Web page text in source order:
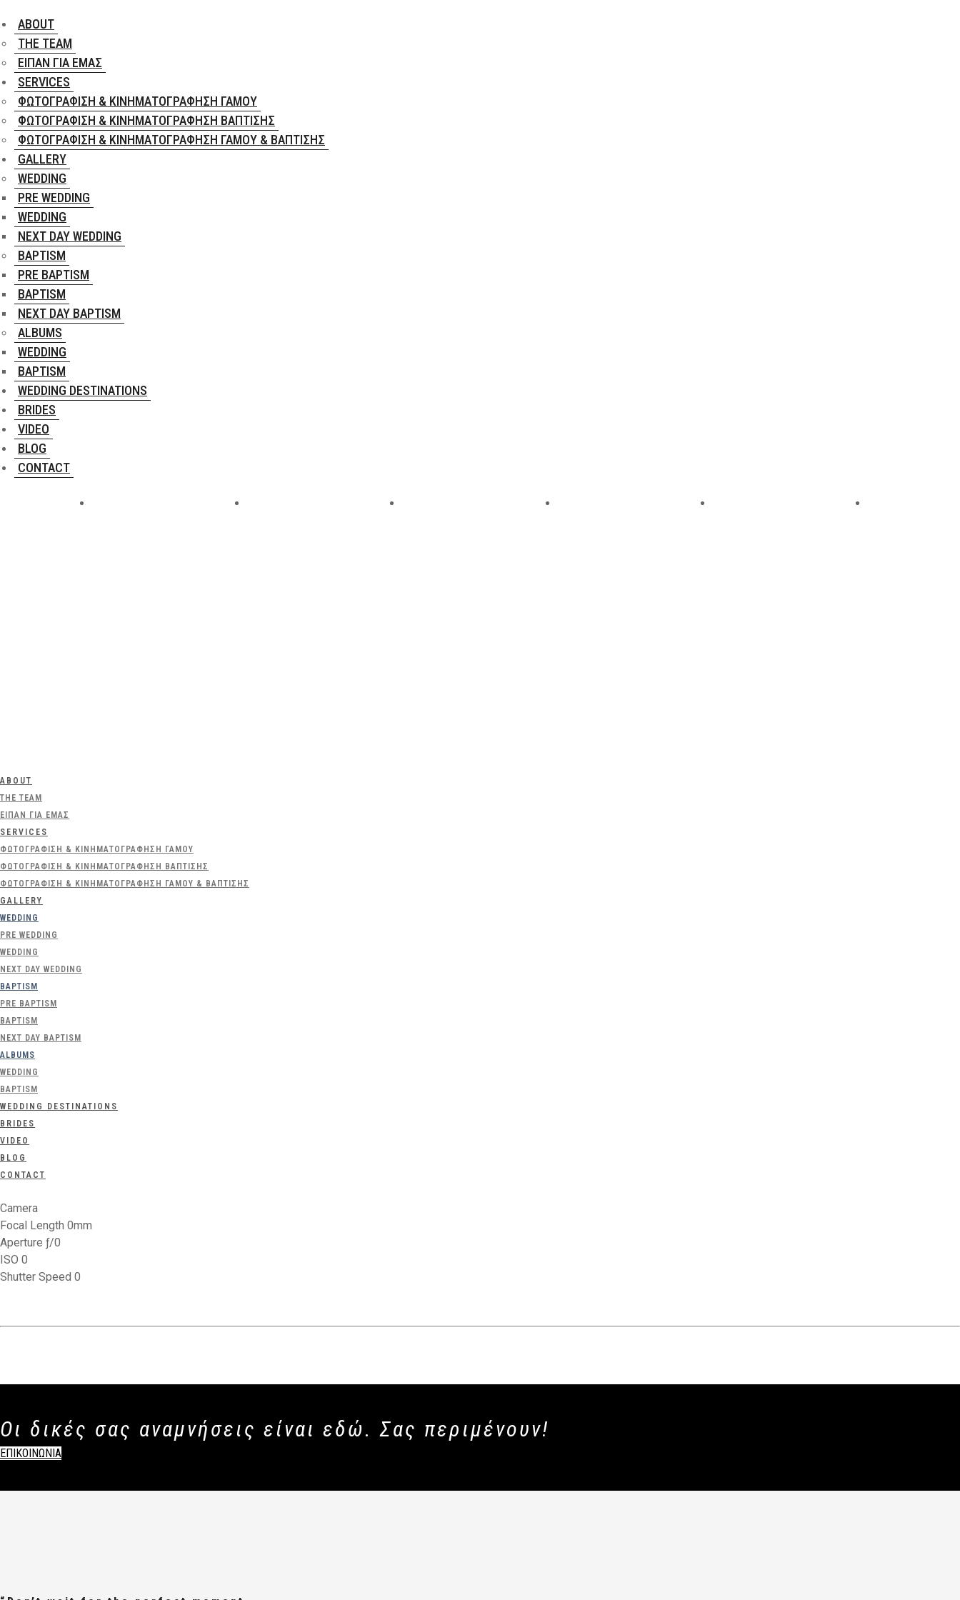
ABOUT
THE TEAM
ΕΊΠΑΝ ΓΙΑ ΕΜΆΣ
SERVICES
ΦΩΤΟΓΡΆΦΙΣΗ & ΚΙΝΗΜΑΤΟΓΡΆΦΗΣΗ ΓΆΜΟΥ
ΦΩΤΟΓΡΆΦΙΣΗ & ΚΙΝΗΜΑΤΟΓΡΆΦΗΣΗ ΒΆΠΤΙΣΗΣ
ΦΩΤΟΓΡΆΦΙΣΗ & ΚΙΝΗΜΑΤΟΓΡΆΦΗΣΗ ΓΆΜΟΥ & ΒΆΠΤΙΣΗΣ
GALLERY
WEDDING
PRE WEDDING
WEDDING
NEXT DAY WEDDING
BAPTISM
PRE BAPTISM
BAPTISM
NEXT DAY BAPTISM
ALBUMS
WEDDING
BAPTISM
WEDDING DESTINATIONS
BRIDES
VIDEO
BLOG
CONTACT
ABOUT
THE TEAM
ΕΊΠΑΝ ΓΙΑ ΕΜΆΣ
SERVICES
ΦΩΤΟΓΡΆΦΙΣΗ & ΚΙΝΗΜΑΤΟΓΡΆΦΗΣΗ ΓΆΜΟΥ
ΦΩΤΟΓΡΆΦΙΣΗ & ΚΙΝΗΜΑΤΟΓΡΆΦΗΣΗ ΒΆΠΤΙΣΗΣ
ΦΩΤΟΓΡΆΦΙΣΗ & ΚΙΝΗΜΑΤΟΓΡΆΦΗΣΗ ΓΆΜΟΥ & ΒΆΠΤΙΣΗΣ
GALLERY
WEDDING
PRE WEDDING
WEDDING
NEXT DAY WEDDING
BAPTISM
PRE BAPTISM
BAPTISM
NEXT DAY BAPTISM
ALBUMS
WEDDING
BAPTISM
WEDDING DESTINATIONS
BRIDES
VIDEO
BLOG
CONTACT
Camera
Focal Length 0mm
Aperture ƒ/0
ISO 0
Shutter Speed 0
Οι δικές σας αναμνήσεις είναι εδώ. Σας περιμένουν!
ΕΠΙΚΟΙΝΩΝΙΑ